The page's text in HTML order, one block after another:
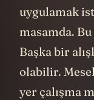
uygulamak
masamda.
Başka bir
olabilir.
yer çalışma